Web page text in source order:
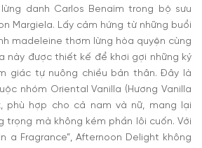
danh Carlos Benaïm trong bộ sưu
Margiela. Lấy cảm hứng từ những buổi
madeleine thơm lừng hòa quyện cùng
này được thiết kế để khơi gợi những ký
giác tự nuông chiều bản thân. Đây là
nhóm Oriental Vanilla (Hương Vanilla
phù hợp cho cả nam và nữ, mang lại
trọng mà không kém phần lôi cuốn. Với
a Fragrance”, Afternoon Delight không